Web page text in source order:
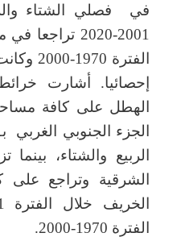
في فصلي الشتاء
2001-2020
الفترة
إحصائيا. أشارت
الهطل على كافة مساحة
الربيع والشتاء،
الشرقية وتراجع
الفترة 1970-2000.